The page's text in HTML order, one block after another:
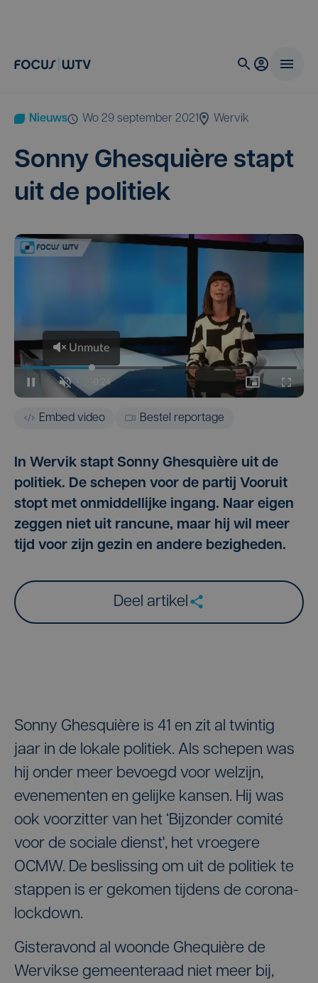
Nieuws wo 29 september 2021 Wervik
Son­ny Ghesqui­è­re stapt
uit de politiek
Embed video Bestel reportage
In Wervik stapt Sonny Ghesquière uit de
politiek. De schepen voor de partij Vooruit
stopt met onmiddellijke ingang. Naar eigen
zeggen niet uit rancune, maar hij wil meer
tijd voor zijn gezin en andere bezigheden.
Deel artikel
Sonny Ghesquière is 41 en zit al twintig
jaar in de lokale politiek. Als schepen was
hij onder meer bevoegd voor welzijn,
evenementen en gelijke kansen. Hij was
ook voorzitter van het ‘Bijzonder comité
voor de sociale dienst', het vroegere
OCMW. De beslissing om uit de politiek te
stappen is er gekomen tijdens de corona-
lockdown.
Gisteravond al woonde Ghequière de
Wervikse gemeenteraad niet meer bij,